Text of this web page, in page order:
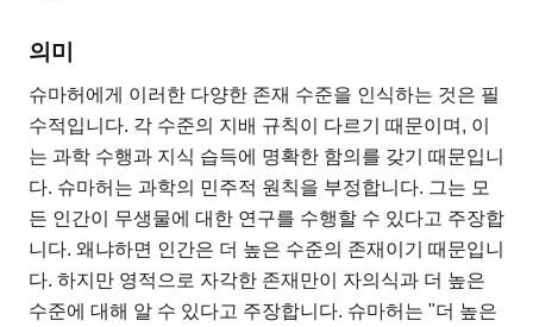
의미
슈마허에게 이러한 다양한 존재 수준을 인식하는 것은 필
수적입니다. 각 수준의 지배 규칙이 다르기 때문이며, 이
는 과학 수행과 지식 습득에 명확한 함의를 갖기 때문입니
다. 슈마허는 과학의 민주적 원칙을 부정합니다. 그는 모
든 인간이 무생물에 대한 연구를 수행할 수 있다고 주장합
니다. 왜냐하면 인간은 더 높은 수준의 존재이기 때문입니
다. 하지만 영적으로 자각한 존재만이 자의식과 더 높은
수준에 대해 알 수 있다고 주장합니다. 슈마허는 "더 높은